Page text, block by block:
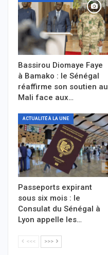
Bassirou Diomaye Faye
à Bamako : le Sénégal
réaffirme son soutien au
Mali face aux…
ACTUALITÉ À LA UNE
Passeports expirant
sous six mois : le
Consulat du Sénégal à
Lyon appelle les…
<<< >>>